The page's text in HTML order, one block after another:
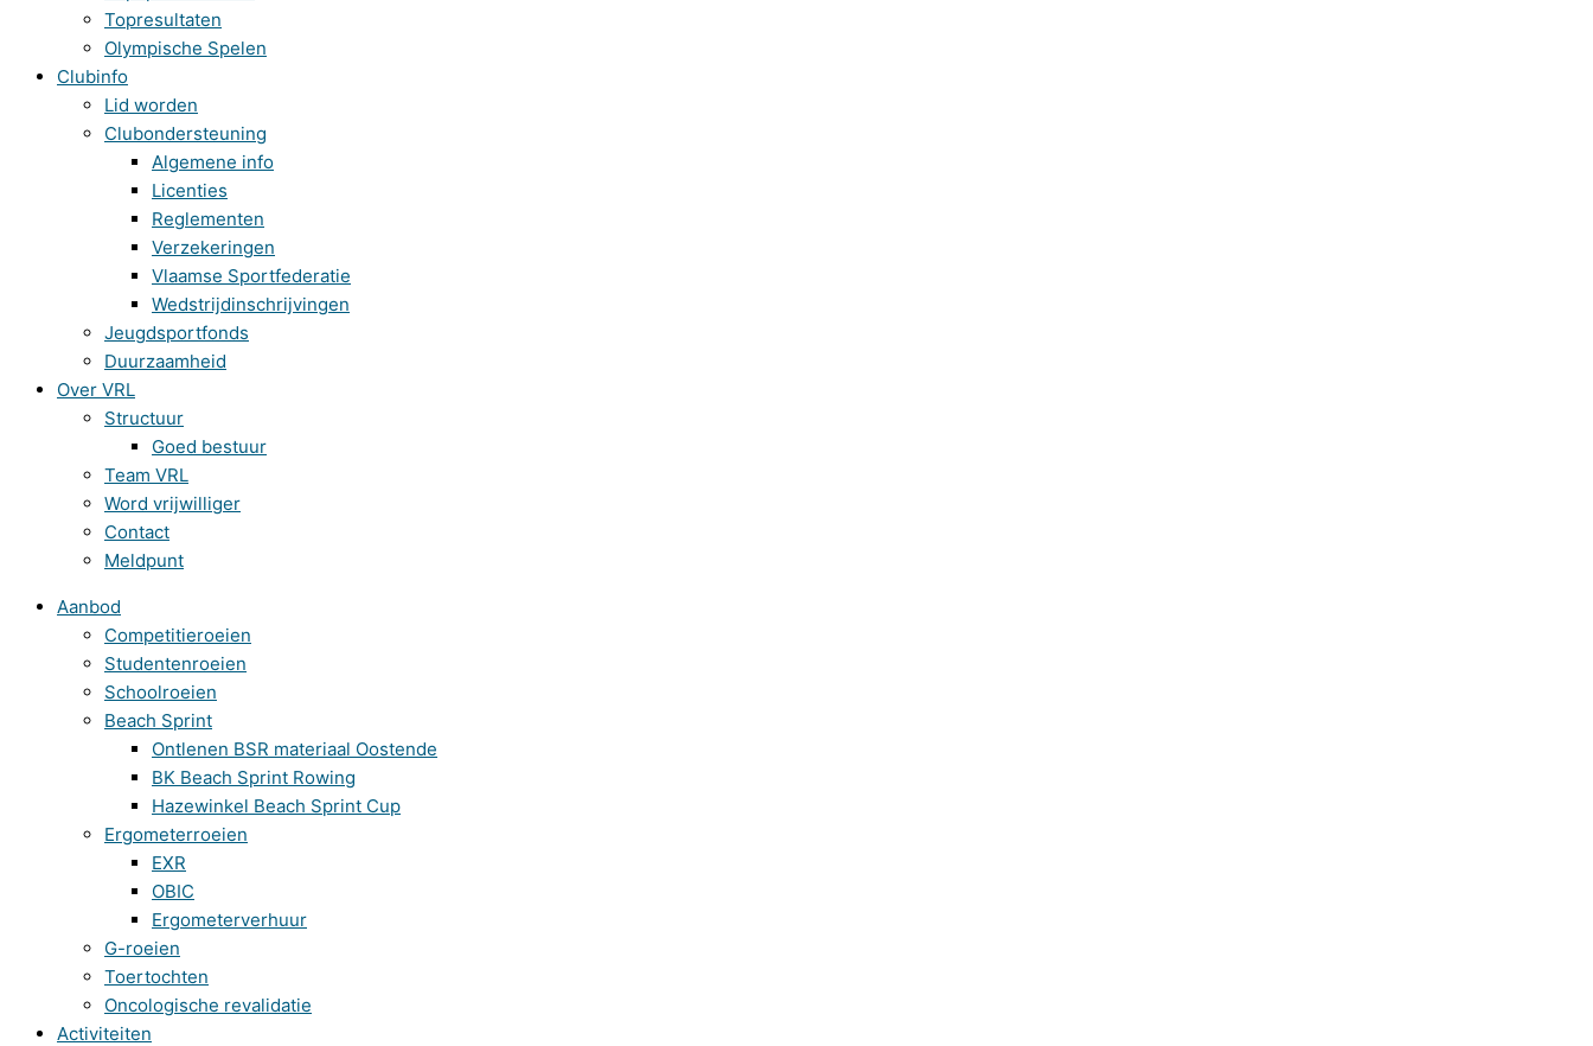
Topresultaten
Olympische Spelen
Clubinfo
Lid worden
Clubondersteuning
Algemene info
Licenties
Reglementen
Verzekeringen
Vlaamse Sportfederatie
Wedstrijdinschrijvingen
Jeugdsportfonds
Duurzaamheid
Over VRL
Structuur
Goed bestuur
Team VRL
Word vrijwilliger
Contact
Meldpunt
Aanbod
Competitieroeien
Studentenroeien
Schoolroeien
Beach Sprint
Ontlenen BSR materiaal Oostende
BK Beach Sprint Rowing
Hazewinkel Beach Sprint Cup
Ergometerroeien
EXR
OBIC
Ergometerverhuur
G-roeien
Toertochten
Oncologische revalidatie
Activiteiten